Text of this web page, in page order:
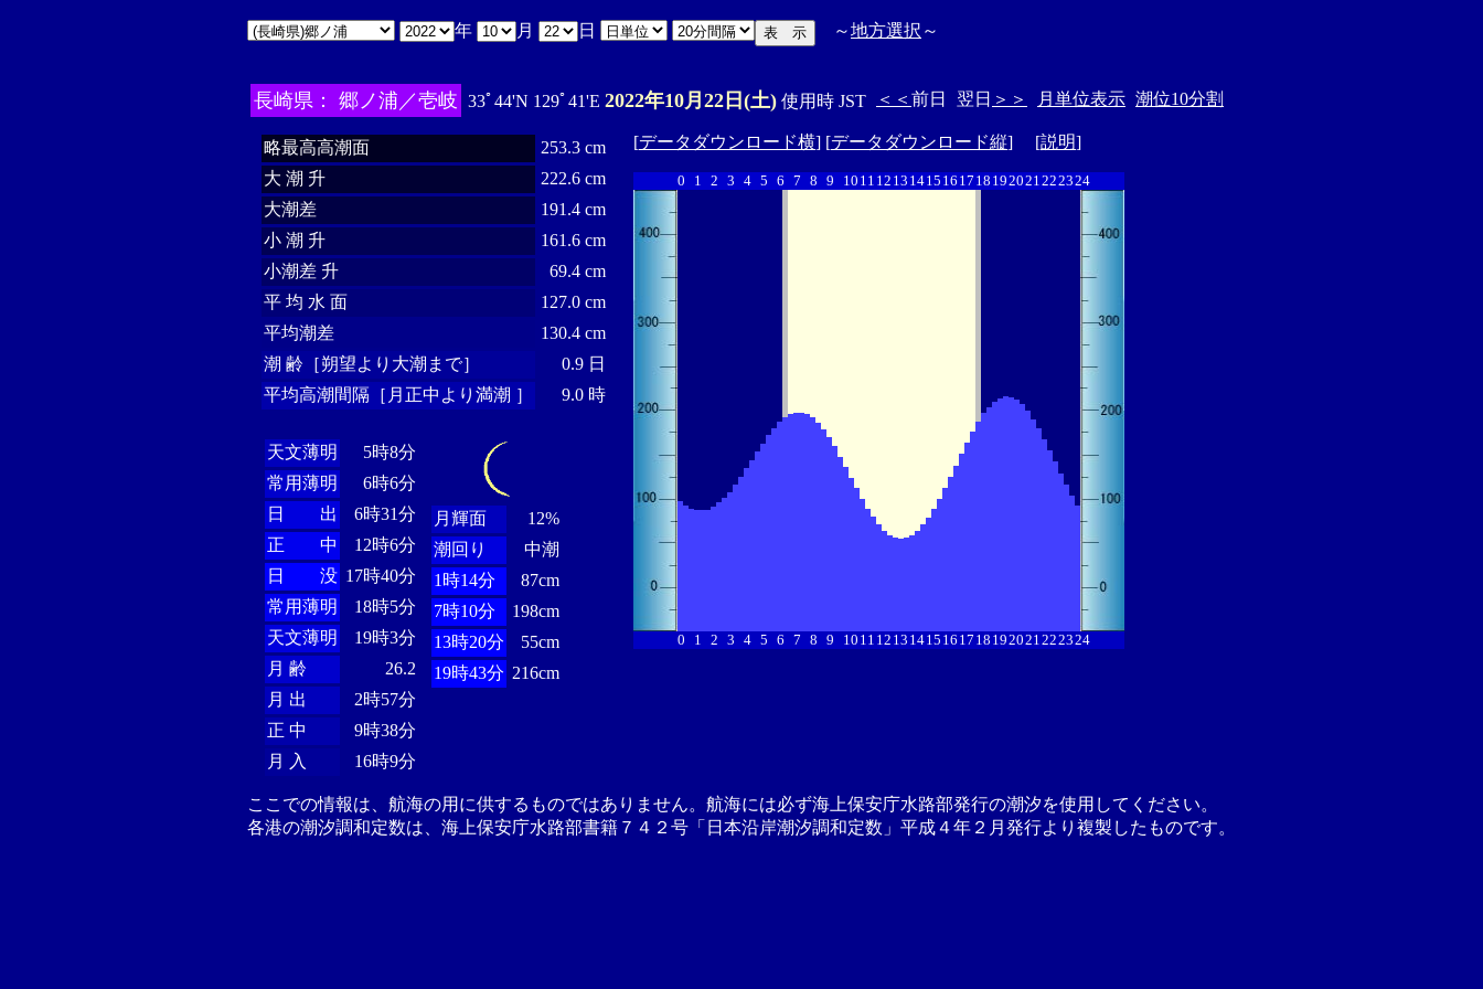
年 月 日 ～地方選択 ～
長崎県： 郷ノ浦／壱岐 33ﾟ44'N 129ﾟ41'E 2022年10月22日(土) 使用時 JST ＜＜ 前日 翌日 ＞＞ 月単位表示 潮位10分割
略最高高潮面
253.3 cm
大 潮 升
222.6 cm
大潮差
191.4 cm
小 潮 升
161.6 cm
小潮差 升
69.4 cm
平 均 水 面
127.0 cm
平均潮差
130.4 cm
潮 齢［朔望より大潮まで］
0.9 日
平均高潮間隔［月正中より満潮 ］
9.0 時
天文薄明
5時8分
常用薄明
6時6分
日 出
6時31分
正 中
12時6分
日 没 17時40分
常用薄明
18時5分
天文薄明
19時3分
月 齢
26.2
月 出
2時57分
正 中
9時38分
月 入
16時9分
月輝面
12%
潮回り
中潮
1時14分
87cm
7時10分
198cm
13時20分
55cm
19時43分 216cm
[データダウンロード横] [データダウンロード縦] [説明]
0 1 2 3 4 5 6 7 8 9 10 11 12 13 1415 16 17 18 192021222324
0 1 2 3 4 5 6 7 8 9 10 11 12 13 1415 16 17 18 192021222324
ここでの情報は、航海の用に供するものではありません。航海には必ず海上保安庁水路部発行の潮汐を使用してください。
各港の潮汐調和定数は、海上保安庁水路部書籍７４２号「日本沿岸潮汐調和定数」平成４年２月発行より複製したものです。